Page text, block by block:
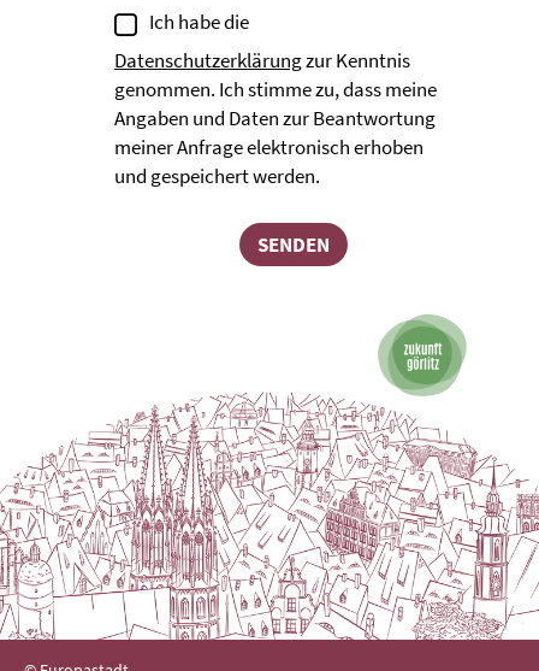
Ich habe die
Datenschutzerklärungzur Kenntnis
genommen. Ich stimme zu, dass meine
Angaben und Daten zur Beantwortung
meiner Anfrage elektronisch erhoben
und gespeichert werden.
SENDEN